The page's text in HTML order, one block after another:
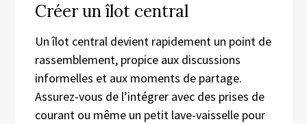
Créer un îlot central
Un îlot central devient rapidement un point de
rassemblement, propice aux discussions
informelles et aux moments de partage.
Assurez-vous de l’intégrer avec des prises de
courant ou même un petit lave-vaisselle pour